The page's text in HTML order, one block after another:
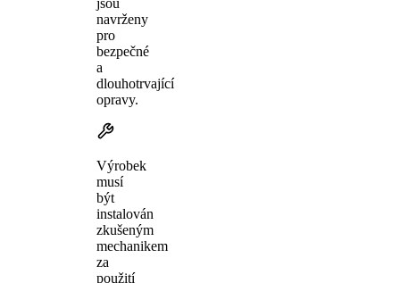
navrženy
pro
bezpečné
a
dlouhotrvající
opravy.
Výrobek
musí
být
instalován
zkušeným
mechanikem
za
použití